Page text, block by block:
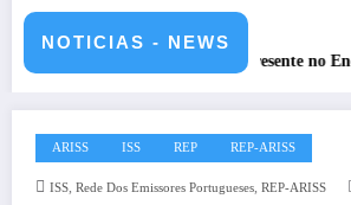
NOTICIAS - NEWS
2026 REP presente no Encontro
ARISS ISS REP REP-ARISS
ISS, Rede Dos Emissores Portugueses, REP-ARISS